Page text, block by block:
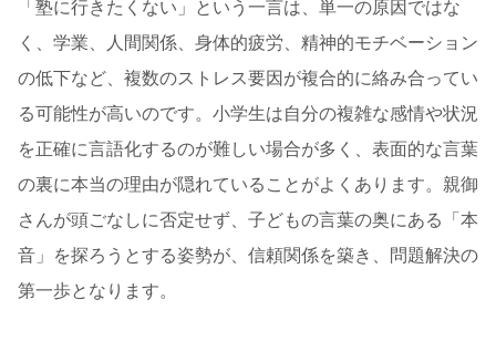
「塾に行きたくない」という一言は、単一の原因ではな
く、学業、人間関係、身体的疲労、精神的モチベーション
の低下など、複数のストレス要因が複合的に絡み合ってい
る可能性が高いのです。小学生は自分の複雑な感情や状況
を正確に言語化するのが難しい場合が多く、表面的な言葉
の裏に本当の理由が隠れていることがよくあります。親御
さんが頭ごなしに否定せず、子どもの言葉の奥にある「本
音」を探ろうとする姿勢が、信頼関係を築き、問題解決の
第一歩となります。